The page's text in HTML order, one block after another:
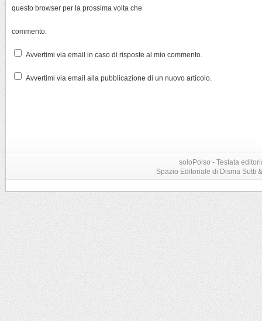
questo browser per la prossima volta che
commento.
Avvertimi via email in caso di risposte al mio commento.
Avvertimi via email alla pubblicazione di un nuovo articolo.
soloPolso - Testata
Spazio Editoriale di Disma Sutti